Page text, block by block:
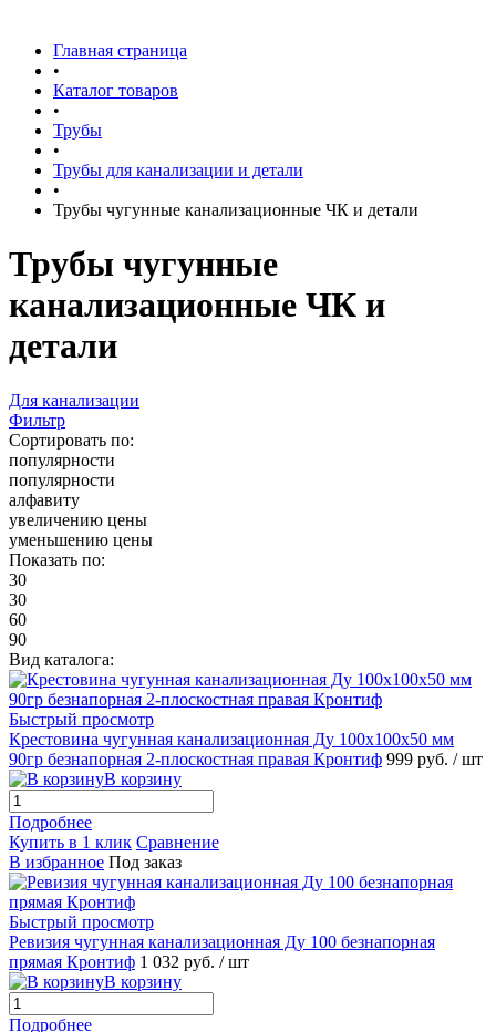
Главная страница
•
Каталог товаров
•
Трубы
•
Трубы для канализации и детали
•
Трубы чугунные канализационные ЧК и детали
Трубы чугунные
канализационные ЧК и
детали
Для канализации
Фильтр
Сортировать по:
популярности
популярности
алфавиту
увеличению цены
уменьшению цены
Показать по:
30
30
60
90
Вид каталога:
Быстрый просмотр
Крестовина чугунная канализационная Ду 100х100х50 мм
90гр безнапорная 2-плоскостная правая Кронтиф 999 руб. / шт
В корзину
Подробнее
Купить в 1 клик Сравнение
В избранное Под заказ
Быстрый просмотр
Ревизия чугунная канализационная Ду 100 безнапорная
прямая Кронтиф 1 032 руб. / шт
В корзину
Подробнее